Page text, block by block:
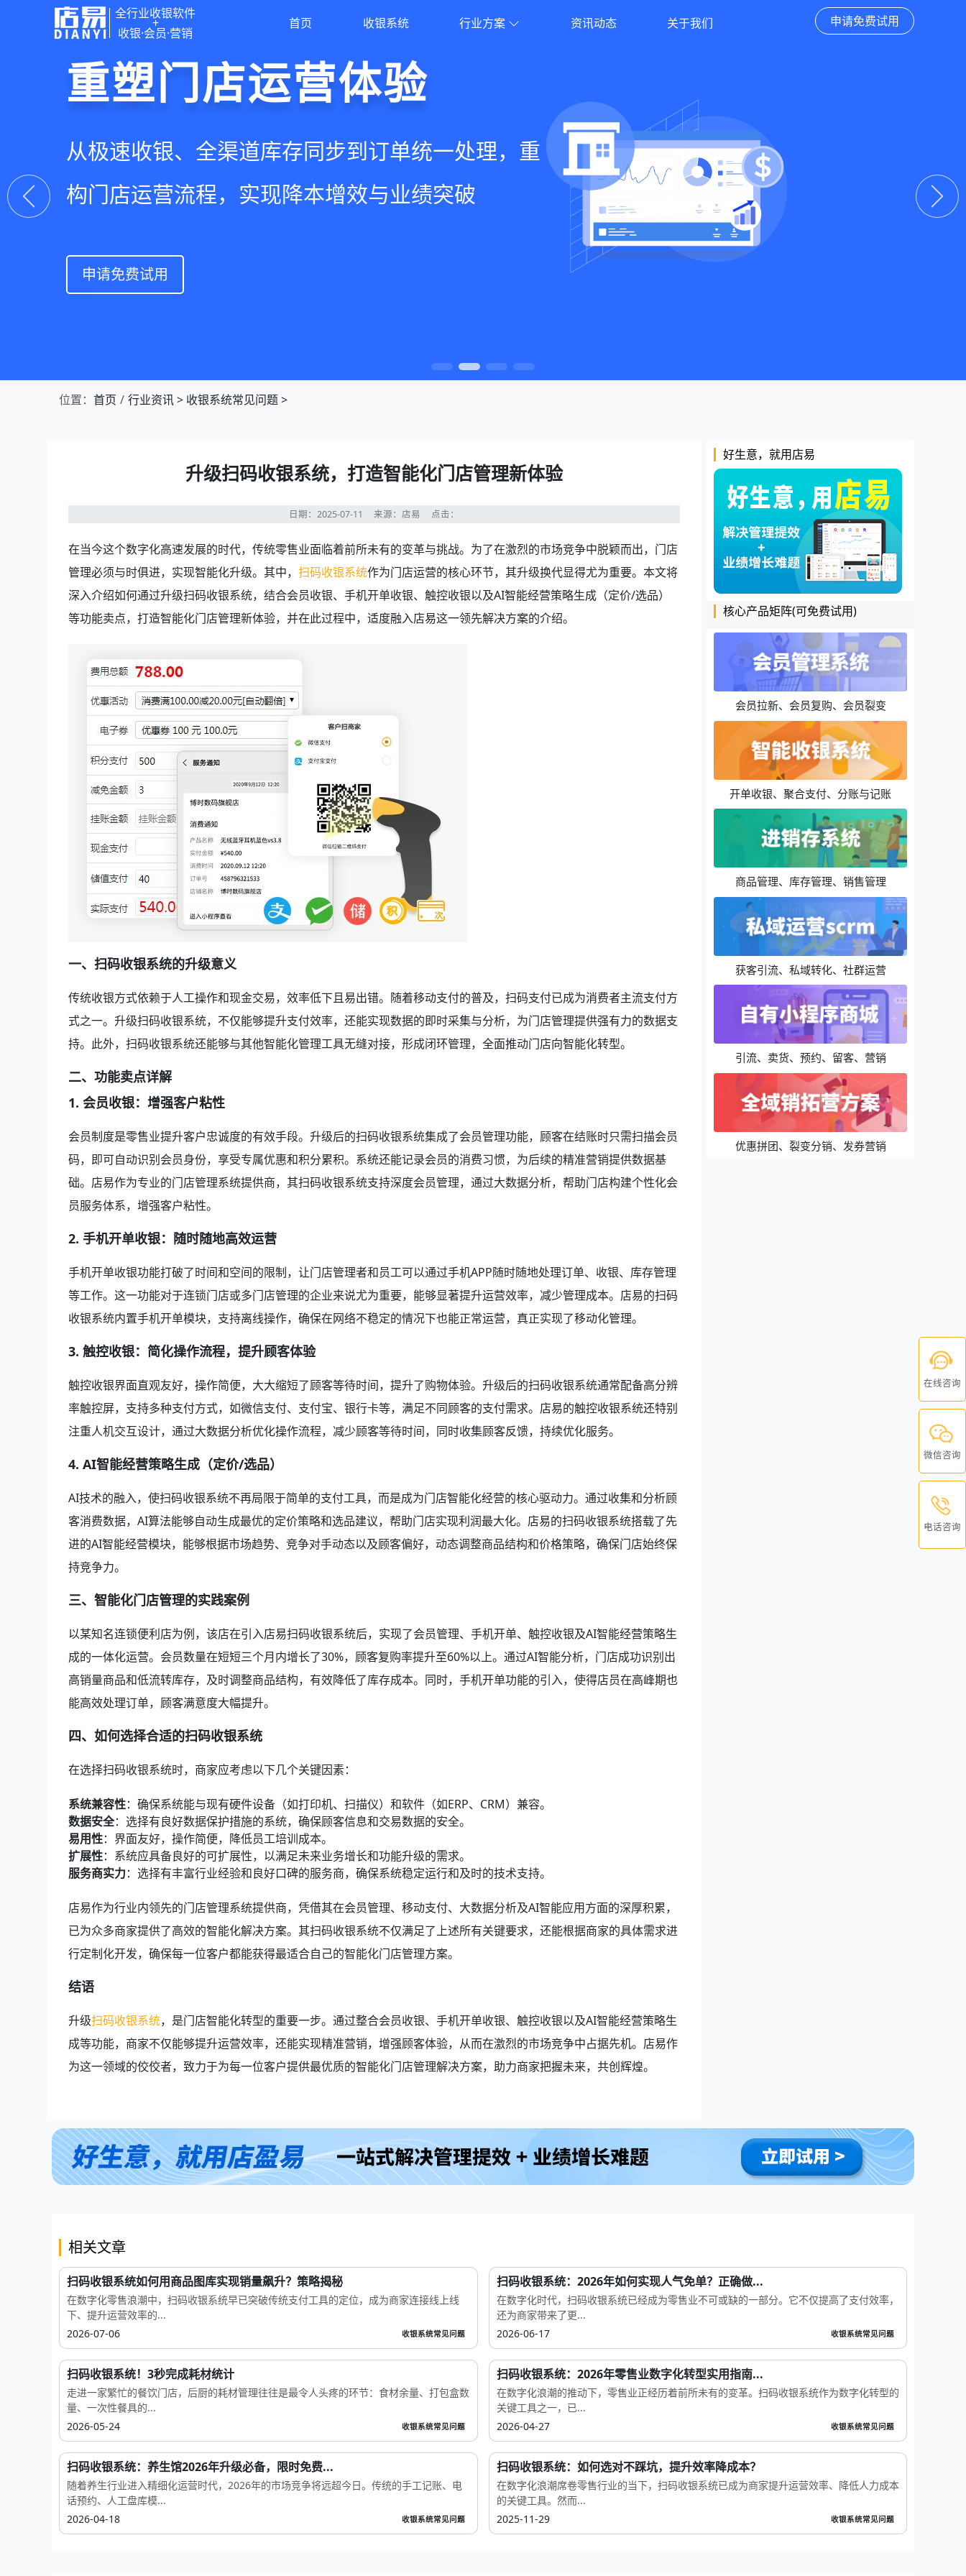
全行业收银软件
+
收银·会员·营销
首页 收银系统 行业方案 资讯动态 关于我们 申请免费试用
门店收银，就用店易
智慧收银+商品库存+会员增长+小程序商城，一套
系统解决开店管店及业绩增长难题
申请免费试用
重塑门店运营体验
从极速收银、全渠道库存同步到订单统一处理，重
构门店运营流程，实现降本增效与业绩突破
申请免费试用
驱动私域会员增长
从支付即会员、精准营销到优惠券互通，驱动私域
流量沉淀和会员复购，提升忠诚度和营销效果
申请免费试用
快速拓展生意边界
借助小程序商城、线上引流到线下售后，打通全域
销售渠道，拓展生意边界，提升顾客体验
申请免费试用
上一张 下一
位置： 首页 行业资讯> 收银系统常见问题>
升级扫码收银系统，打造智能化门店管理新体验
日期：2025-07-11 来源：店易 点击：
在当今这个数字化高速发展的时代，传统零售业面临着前所未有的变革与挑战。为了在激烈的市场竞争中脱颖而出，门店
管理必须与时俱进，实现智能化升级。其中， 扫码收银系统作为门店运营的核心环节，其升级换代显得尤为重要。本文将
深入介绍如何通过升级扫码收银系统，结合会员收银、手机开单收银、触控收银以及AI智能经营策略生成（定价/选品）
等功能卖点，打造智能化门店管理新体验，并在此过程中，适度融入店易这一领先解决方案的介绍。
一、扫码收银系统的升级意义
传统收银方式依赖于人工操作和现金交易，效率低下且易出错。随着移动支付的普及，扫码支付已成为消费者主流支付方
式之一。升级扫码收银系统，不仅能够提升支付效率，还能实现数据的即时采集与分析，为门店管理提供强有力的数据支
持。此外，扫码收银系统还能够与其他智能化管理工具无缝对接，形成闭环管理，全面推动门店向智能化转型。
二、功能卖点详解
1. 会员收银：增强客户粘性
会员制度是零售业提升客户忠诚度的有效手段。升级后的扫码收银系统集成了会员管理功能，顾客在结账时只需扫描会员
码，即可自动识别会员身份，享受专属优惠和积分累积。系统还能记录会员的消费习惯，为后续的精准营销提供数据基
础。店易作为专业的门店管理系统提供商，其扫码收银系统支持深度会员管理，通过大数据分析，帮助门店构建个性化会
员服务体系，增强客户粘性。
2. 手机开单收银：随时随地高效运营
手机开单收银功能打破了时间和空间的限制，让门店管理者和员工可以通过手机APP随时随地处理订单、收银、库存管理
等工作。这一功能对于连锁门店或多门店管理的企业来说尤为重要，能够显著提升运营效率，减少管理成本。店易的扫码
收银系统内置手机开单模块，支持离线操作，确保在网络不稳定的情况下也能正常运营，真正实现了移动化管理。
3. 触控收银：简化操作流程，提升顾客体验
触控收银界面直观友好，操作简便，大大缩短了顾客等待时间，提升了购物体验。升级后的扫码收银系统通常配备高分辨
率触控屏，支持多种支付方式，如微信支付、支付宝、银行卡等，满足不同顾客的支付需求。店易的触控收银系统还特别
注重人机交互设计，通过大数据分析优化操作流程，减少顾客等待时间，同时收集顾客反馈，持续优化服务。
4. AI智能经营策略生成（定价/选品）
AI技术的融入，使扫码收银系统不再局限于简单的支付工具，而是成为门店智能化经营的核心驱动力。通过收集和分析顾
客消费数据，AI算法能够自动生成最优的定价策略和选品建议，帮助门店实现利润最大化。店易的扫码收银系统搭载了先
进的AI智能经营模块，能够根据市场趋势、竞争对手动态以及顾客偏好，动态调整商品结构和价格策略，确保门店始终保
持竞争力。
三、智能化门店管理的实践案例
以某知名连锁便利店为例，该店在引入店易扫码收银系统后，实现了会员管理、手机开单、触控收银及AI智能经营策略生
成的一体化运营。会员数量在短短三个月内增长了30%，顾客复购率提升至60%以上。通过AI智能分析，门店成功识别出
高销量商品和低流转库存，及时调整商品结构，有效降低了库存成本。同时，手机开单功能的引入，使得店员在高峰期也
能高效处理订单，顾客满意度大幅提升。
四、如何选择合适的扫码收银系统
在选择扫码收银系统时，商家应考虑以下几个关键因素：
系统兼容性：确保系统能与现有硬件设备（如打印机、扫描仪）和软件（如ERP、CRM）兼容。
数据安全：选择有良好数据保护措施的系统，确保顾客信息和交易数据的安全。
易用性：界面友好，操作简便，降低员工培训成本。
扩展性：系统应具备良好的可扩展性，以满足未来业务增长和功能升级的需求。
服务商实力：选择有丰富行业经验和良好口碑的服务商，确保系统稳定运行和及时的技术支持。
店易作为行业内领先的门店管理系统提供商，凭借其在会员管理、移动支付、大数据分析及AI智能应用方面的深厚积累，
已为众多商家提供了高效的智能化解决方案。其扫码收银系统不仅满足了上述所有关键要求，还能根据商家的具体需求进
行定制化开发，确保每一位客户都能获得最适合自己的智能化门店管理方案。
结语
升级扫码收银系统，是门店智能化转型的重要一步。通过整合会员收银、手机开单收银、触控收银以及AI智能经营策略生
成等功能，商家不仅能够提升运营效率，还能实现精准营销，增强顾客体验，从而在激烈的市场竞争中占据先机。店易作
为这一领域的佼佼者，致力于为每一位客户提供最优质的智能化门店管理解决方案，助力商家把握未来，共创辉煌。
好生意，就用店易
核心产品矩阵(可免费试用)
会员拉新、会员复购、会员裂变
开单收银、聚合支付、分账与记账
商品管理、库存管理、销售管理
获客引流、私域转化、社群运营
引流、卖货、预约、留客、营销
优惠拼团、裂变分销、发券营销
相关文章
扫码收银系统如何用商品图库实现销量飙升？策略揭秘
在数字化零售浪潮中，扫码收银系统早已突破传统支付工具的定位，成为商家连接线上线
下、提升运营效率的...
2026-07-06
收银系统常见问题
扫码收银系统：2026年如何实现人气免单？正确做...
在数字化时代，扫码收银系统已经成为零售业不可或缺的一部分。它不仅提高了支付效率，
还为商家带来了更...
2026-06-17
收银系统常见问题
扫码收银系统！3秒完成耗材统计
走进一家繁忙的餐饮门店，后厨的耗材管理往往是最令人头疼的环节：食材余量、打包盒数
量、一次性餐具的...
2026-05-24
收银系统常见问题
扫码收银系统：2026年零售业数字化转型实用指南...
在数字化浪潮的推动下，零售业正经历着前所未有的变革。扫码收银系统作为数字化转型的
关键工具之一，已...
2026-04-27
收银系统常见问题
扫码收银系统：养生馆2026年升级必备，限时免费...
随着养生行业进入精细化运营时代，2026年的市场竞争将远超今日。传统的手工记账、电
话预约、人工盘库模...
2026-04-18
收银系统常见问题
扫码收银系统：如何选对不踩坑，提升效率降成本？
在数字化浪潮席卷零售行业的当下，扫码收银系统已成为商家提升运营效率、降低人力成本
的关键工具。然而...
2025-11-29
收银系统常见问题
在线咨询
微信咨询
电话咨询